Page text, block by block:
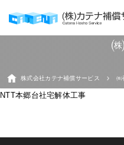
株式会社カテナ補償サービス ㈱
NTT本郷台社宅解体工事